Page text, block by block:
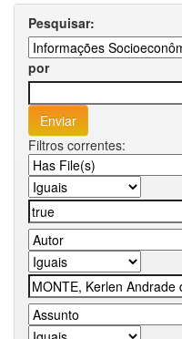
Pesquisar:
por
Filtros correntes: